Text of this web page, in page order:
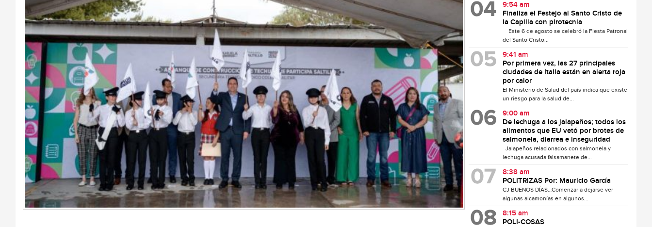
9:54 am
Finaliza el Festejo al Santo Cristo de
la Capilla con pirotecnia
Este 6 de agosto se celebró la Fiesta Patronal
del Santo Cristo...
9:41 am
Por primera vez, las 27 principales
ciudades de Italia están en alerta roja
por calor
El Ministerio de Salud del país indica que existe
un riesgo para la salud de...
9:00 am
De lechuga a los jalapeños; todos los
alimentos que EU vetó por brotes de
salmonela, diarrea e inseguridad
Jalapeños relacionados con salmonela y
lechuga acusada falsamanete de...
8:38 am
POLITRIZAS Por: Mauricio García
CJ BUENOS DÍAS…Comenzar a dejarse ver
algunas alcamonías en algunos...
8:15 am
POLI-COSAS